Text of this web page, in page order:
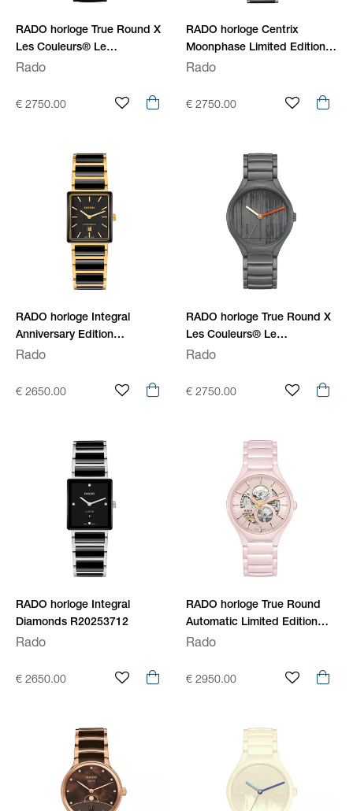
RADO horloge True Round X
Les Couleurs® Le
Corbusier® Automatic
Rado
€ 2750.00
RADO horloge Centrix
Moonphase Limited Edition
R30234762
Rado
€ 2750.00
RADO horloge Integral
Anniversary Edition
R20258162
Rado
€ 2650.00
RADO horloge True Round X
Les Couleurs® Le
Corbusier® Automatic
Rado
€ 2750.00
RADO horloge Integral
Diamonds R20253712
Rado
€ 2650.00
RADO horloge True Round
Automatic Limited Edition
R27183012
Rado
€ 2950.00